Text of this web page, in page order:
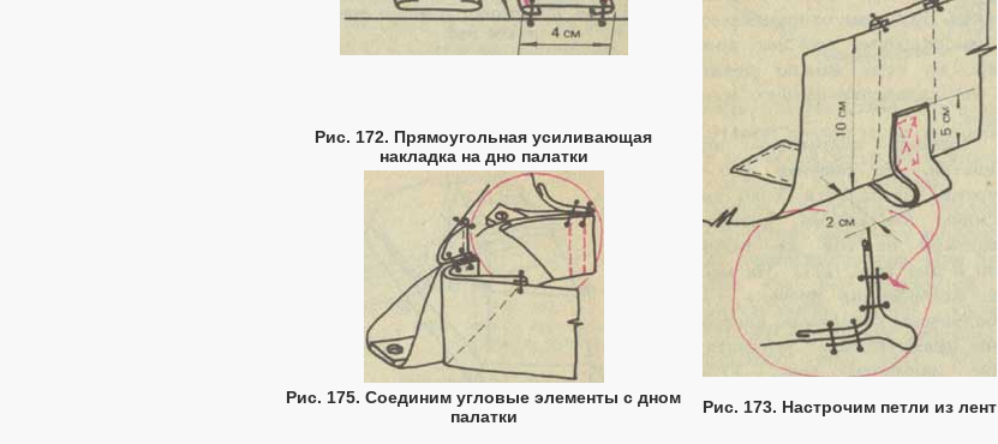
Рис. 172. Прямоугольная усиливающая
накладка на дно палатки
Рис. 175. Соединим угловые элементы с дном
палатки
Рис. 173. Настрочим петли из лент